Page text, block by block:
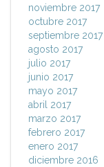
noviembre 2017
octubre 2017
septiembre 2017
agosto 2017
julio 2017
junio 2017
mayo 2017
abril 2017
marzo 2017
febrero 2017
enero 2017
diciembre 2016